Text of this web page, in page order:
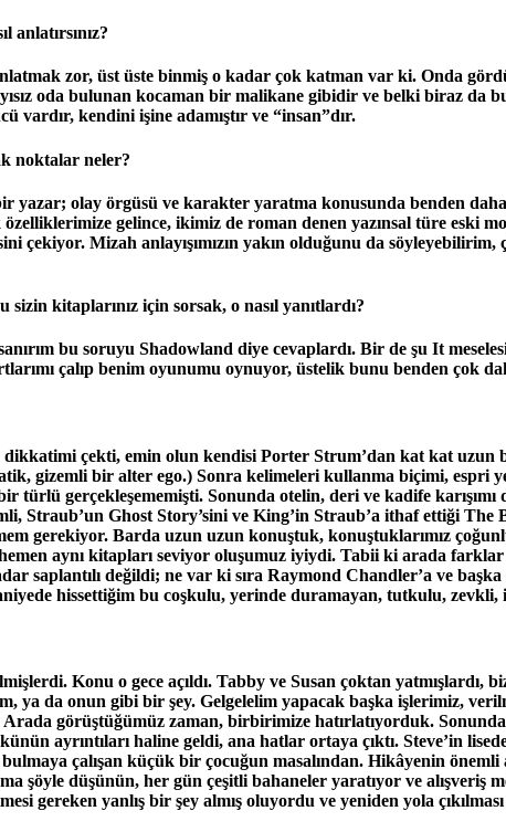
anlatırsınız?
zor, üst üste binmiş o kadar çok katman var ki. Onda
oda bulunan kocaman bir malikane gibidir ve belki biraz da
vardır, kendini işine adamıştır ve “insan”dır.
noktalar neler?
yazar; olay örgüsü ve karakter yaratma konusunda benden
gelince, ikimiz de roman denen yazınsal türe eski
çekiyor. Mizah anlayışımızın yakın olduğunu da
kitaplarınız için sorsak, o nasıl yanıtlardı?
bu soruyu Shadowland diye cevaplardı. Bir de şu It
çalıp benim oyunumu oynuyor, üstelik bunu benden çok
çekti, emin olun kendisi Porter Strum’dan kat kat uzun
gizemli bir alter ego.) Sonra kelimeleri kullanma biçimi, espri
türlü gerçekleşememişti. Sonunda otelin, deri ve kadife
Straub’un Ghost Story’sini ve King’in Straub’a ithaf ettiği
gerekiyor. Barda uzun uzun konuştuk, konuştuklarımız
aynı kitapları seviyor oluşumuz iyiydi. Tabii ki arada farklar
saplantılı değildi; ne var ki sıra Raymond Chandler’a ve
hissettiğim bu coşkulu, yerinde duramayan, tutkulu,
Konu o gece açıldı. Tabby ve Susan çoktan
ya da onun gibi bir şey. Gelgelelim yapacak başka işlerimiz,
görüştüğümüz zaman, birbirimize hatırlatıyorduk.
ayrıntıları haline geldi, ana hatlar ortaya çıktı. Steve’in
çalışan küçük bir çocuğun masalından. Hikâyenin önemli
şöyle düşünün, her gün çeşitli bahaneler yaratıyor ve alışveriş
gereken yanlış bir şey almış oluyordu ve yeniden yola